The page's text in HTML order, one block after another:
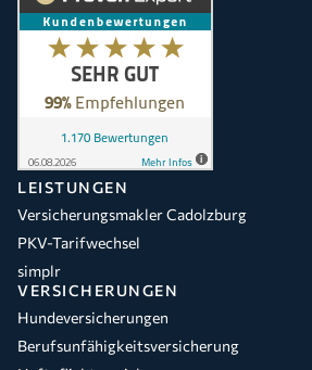
LEISTUNGEN
Versicherungsmakler Cadolzburg
PKV-Tarifwechsel
simplr
VERSICHERUNGEN
Hundeversicherungen
Berufsunfähigkeitsversicherung